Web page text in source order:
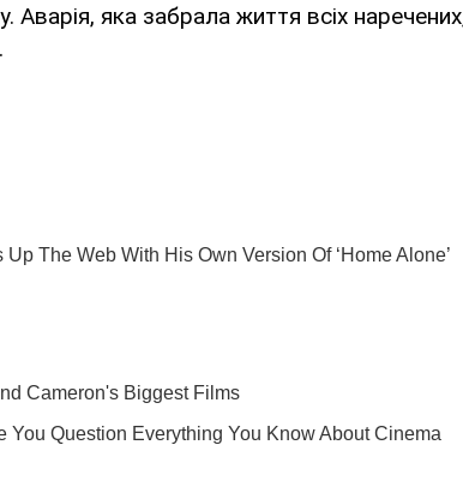
Аварія, яка забрала життя всіх